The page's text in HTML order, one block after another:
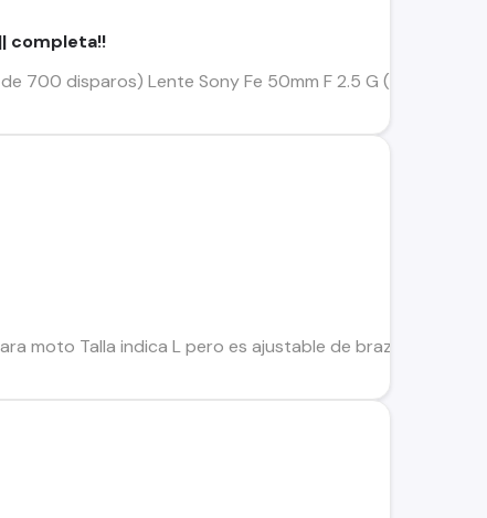
completa!!
700 disparos) Lente Sony Fe 50mm F 2.5 G (nuevo)
moto Talla indica L pero es ajustable de brazos y